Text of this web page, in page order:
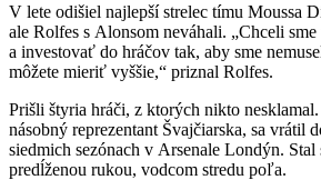
V lete odišiel najlepší strelec tímu Moussa
ale Rolfes s Alonsom neváhali. „Chceli
a investovať do hráčov tak, aby sme
môžete mieriť vyššie,“ priznal Rolfes.
Prišli štyria hráči, z ktorých nikto
násobný reprezentant Švajčiarska, sa vrátil
siedmich sezónach v Arsenale Londýn. Stal
predĺženou rukou, vodcom stredu poľa.